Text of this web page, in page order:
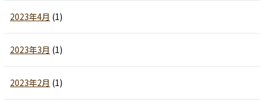
2023年4月 (1)
2023年3月 (1)
2023年2月 (1)